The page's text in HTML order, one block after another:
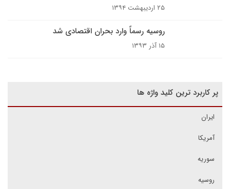
۲۵ اردیبهشت ۱۳۹۴
روسیه رسماً وارد بحران اقتصادی شد
۱۵ آذر ۱۳۹۳
پر کاربرد ترین کلید واژه ها
ایران
آمریکا
سوریه
روسیه